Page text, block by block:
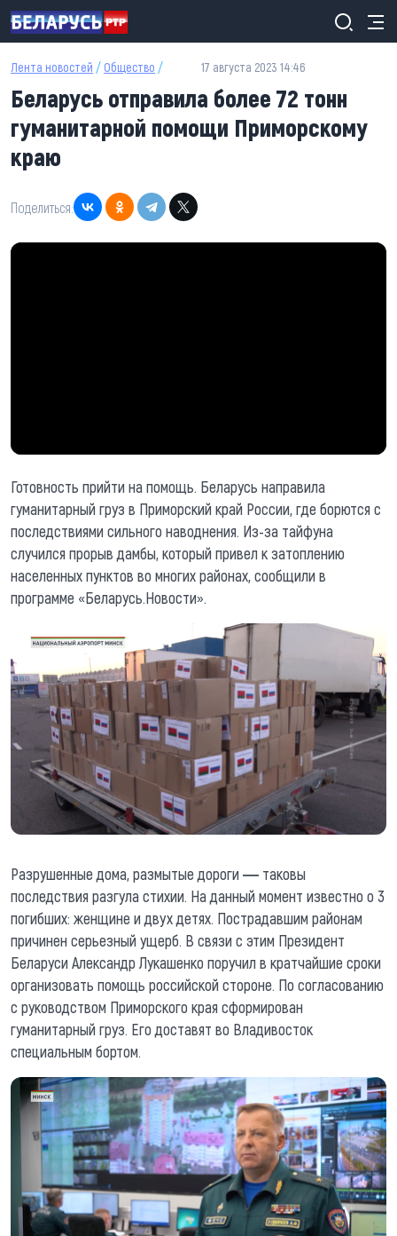
Перейти к основному содержанию
Лента новостей / Общество / 17 августа 2023 14:46
Беларусь отправила более 72 тонн
гуманитарной помощи Приморскому
краю
Поделиться:
Готовность прийти на помощь. Беларусь направила
гуманитарный груз в Приморский край России, где борются с
последствиями сильного наводнения. Из-за тайфуна
случился прорыв дамбы, который привел к затоплению
населенных пунктов во многих районах, сообщили в
программе «Беларусь.Новости».
Разрушенные дома, размытые дороги ― таковы
последствия разгула стихии. На данный момент известно о 3
погибших: женщине и двух детях. Пострадавшим районам
причинен серьезный ущерб. В связи с этим Президент
Беларуси Александр Лукашенко поручил в кратчайшие сроки
организовать помощь российской стороне. По согласованию
с руководством Приморского края сформирован
гуманитарный груз. Его доставят во Владивосток
специальным бортом.